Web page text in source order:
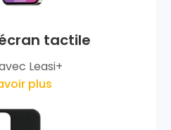
tactile
Leasi+
plus